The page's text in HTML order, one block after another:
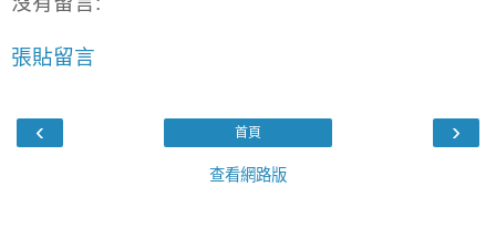
張貼留言
‹ ›
首頁
查看網路版